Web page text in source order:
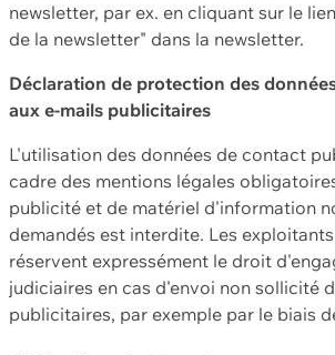
newsletter, par ex. en cliquant sur le
de la newsletter" dans la newsletter.
Déclaration de protection des
aux e-mails publicitaires
L'utilisation des données de contact
cadre des mentions légales
publicité et de matériel d'information
demandés est interdite. Les
réservent expressément le droit
judiciaires en cas d'envoi non sollicité
publicitaires, par exemple par le biais